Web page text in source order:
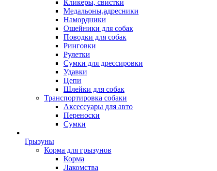
Кликеры, свистки
Медальоны,адресники
Намордники
Ошейники для собак
Поводки для собак
Ринговки
Рулетки
Сумки для дрессировки
Удавки
Цепи
Шлейки для собак
Транспортировка собаки
Аксессуары для авто
Переноски
Сумки
Грызуны
Корма для грызунов
Корма
Лакомства